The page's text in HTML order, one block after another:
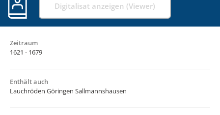
Digitalisat anzeigen (Viewer)
Zeitraum
1621 - 1679
Enthält auch
Lauchröden Göringen Sallmannshausen